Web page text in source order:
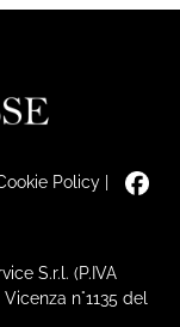
Policy|
S.r.l. (P.IVA
n°1135 del